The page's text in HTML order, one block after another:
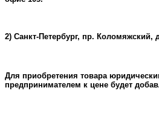
2) Санкт-Петербург, пр. Коломяжский,
Для приобретения товара
предпринимателем к цене будет